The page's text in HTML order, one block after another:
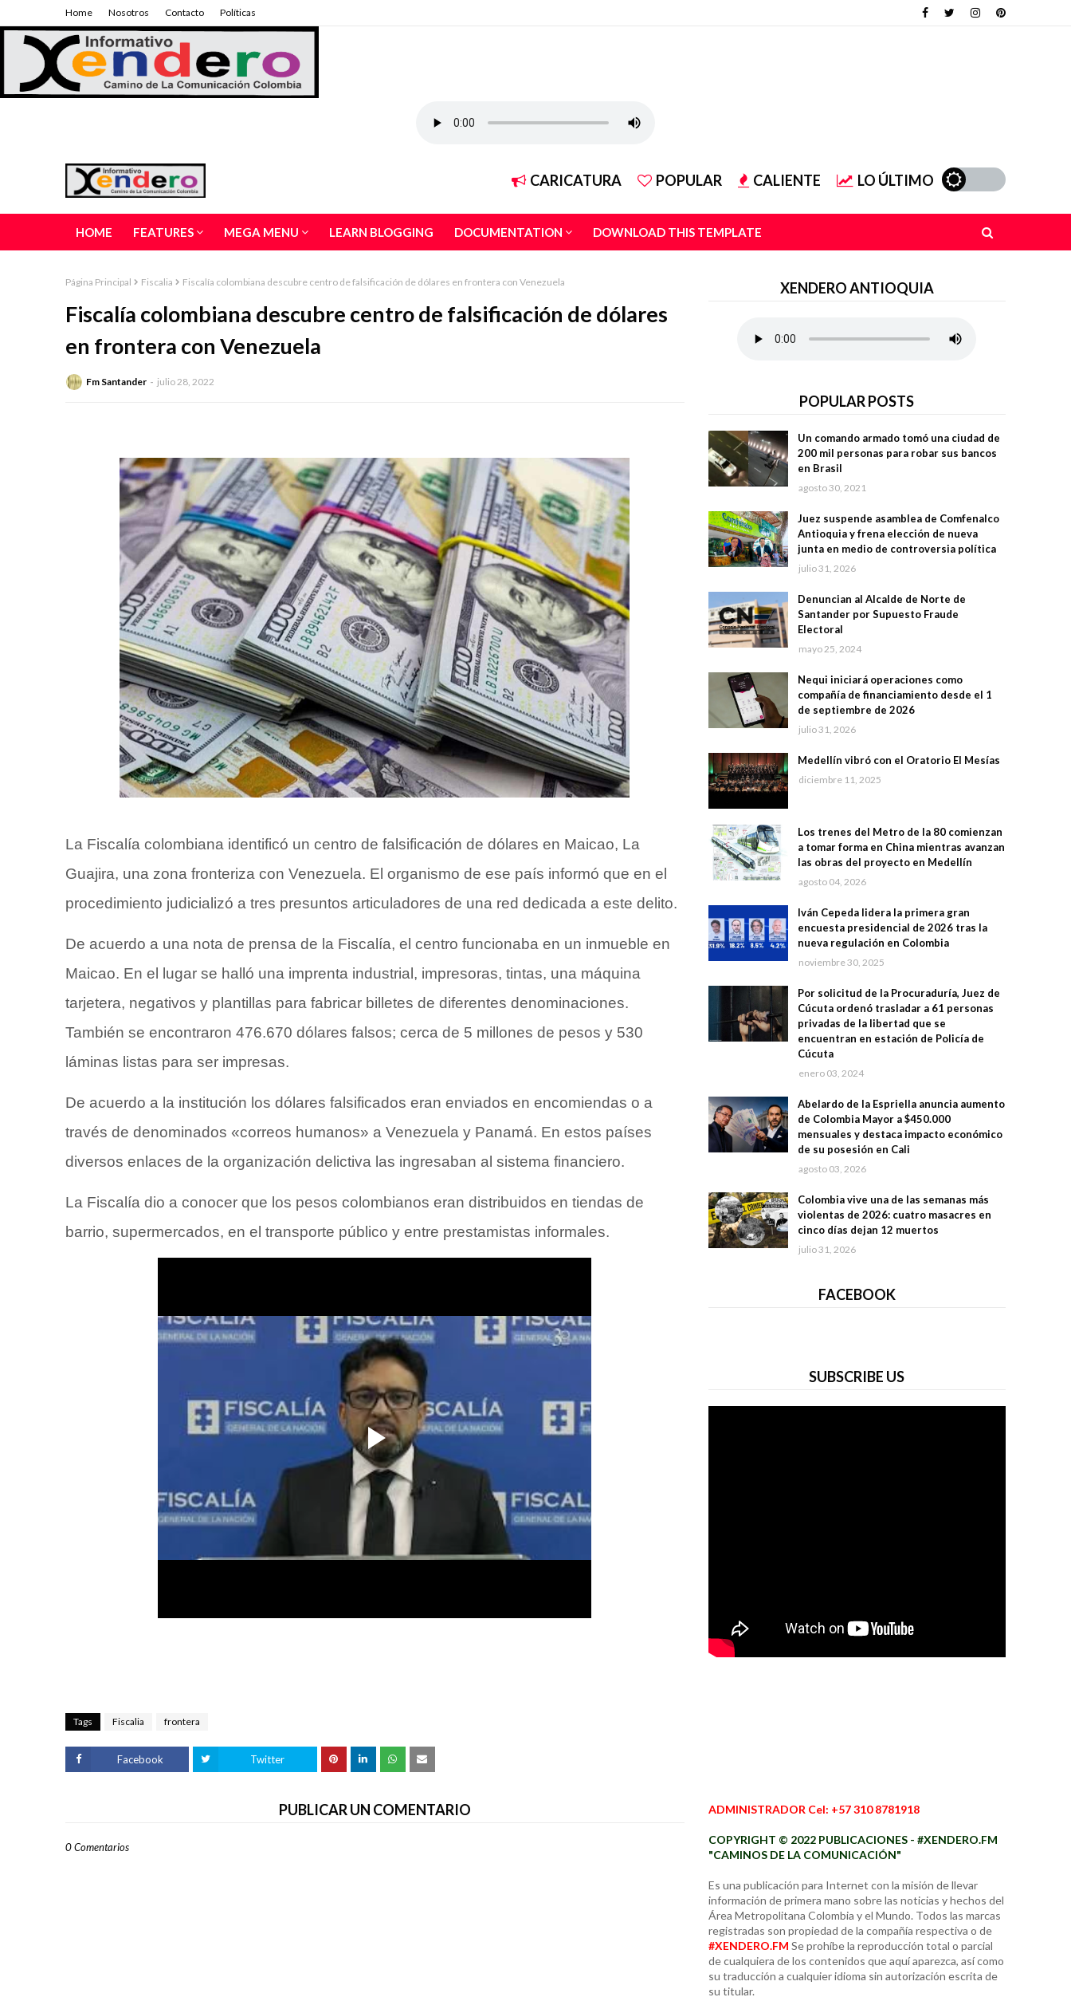
Home Nosotros Contacto Políticas
CARICATURA POPULAR CALIENTE LO ÚLTIMO
HOME FEATURES MEGA MENU LEARN BLOGGING DOCUMENTATION DOWNLOAD THIS TEMPLATE
Página Principal Fiscalia Fiscalía colombiana descubre centro de falsificación de dólares en frontera con Venezuela
Fiscalía colombiana descubre centro de falsificación de dólares
en frontera con Venezuela
Fm Santander julio 28, 2022
La Fiscalía colombiana identificó un centro de falsificación de dólares en Maicao, La
Guajira, una zona fronteriza con Venezuela. El organismo de ese país informó que en el
procedimiento judicializó a tres presuntos articuladores de una red dedicada a este delito.
De acuerdo a una nota de prensa de la Fiscalía, el centro funcionaba en un inmueble en
Maicao. En el lugar se halló una imprenta industrial, impresoras, tintas, una máquina
tarjetera, negativos y plantillas para fabricar billetes de diferentes denominaciones.
También se encontraron 476.670 dólares falsos; cerca de 5 millones de pesos y 530
láminas listas para ser impresas.
De acuerdo a la institución los dólares falsificados eran enviados en encomiendas o a
través de denominados «correos humanos» a Venezuela y Panamá. En estos países
diversos enlaces de la organización delictiva las ingresaban al sistema financiero.
La Fiscalía dio a conocer que los pesos colombianos eran distribuidos en tiendas de
barrio, supermercados, en el transporte público y entre prestamistas informales.
Tags Fiscalia frontera
Facebook Twitter
PUBLICAR UN COMENTARIO
0 Comentarios
XENDERO ANTIOQUIA
POPULAR POSTS
Un comando armado tomó una ciudad de
200 mil personas para robar sus bancos
en Brasil
agosto 30, 2021
Juez suspende asamblea de Comfenalco
Antioquia y frena elección de nueva
junta en medio de controversia política
julio 31, 2026
Denuncian al Alcalde de Norte de
Santander por Supuesto Fraude
Electoral
mayo 25, 2024
Nequi iniciará operaciones como
compañía de financiamiento desde el 1
de septiembre de 2026
julio 31, 2026
Medellín vibró con el Oratorio El Mesías
diciembre 11, 2025
Los trenes del Metro de la 80 comienzan
a tomar forma en China mientras avanzan
las obras del proyecto en Medellín
agosto 04, 2026
Iván Cepeda lidera la primera gran
encuesta presidencial de 2026 tras la
nueva regulación en Colombia
noviembre 30, 2025
Por solicitud de la Procuraduría, Juez de
Cúcuta ordenó trasladar a 61 personas
privadas de la libertad que se
encuentran en estación de Policía de
Cúcuta
enero 03, 2024
Abelardo de la Espriella anuncia aumento
de Colombia Mayor a $450.000
mensuales y destaca impacto económico
de su posesión en Cali
agosto 03, 2026
Colombia vive una de las semanas más
violentas de 2026: cuatro masacres en
cinco días dejan 12 muertos
julio 31, 2026
FACEBOOK
SUBSCRIBE US
ADMINISTRADOR Cel: +57 310 8781918
COPYRIGHT © 2022 PUBLICACIONES - #XENDERO.FM
"CAMINOS DE LA COMUNICACIÓN"
Es una publicación para Internet con la misión de llevar
información de primera mano sobre las noticias y hechos del
Área Metropolitana Colombia y el Mundo. Todos las marcas
registradas son propiedad de la compañía respectiva o de
#XENDERO.FM Se prohíbe la reproducción total o parcial
de cualquiera de los contenidos que aquí aparezca, así como
su traducción a cualquier idioma sin autorización escrita de
su titular.